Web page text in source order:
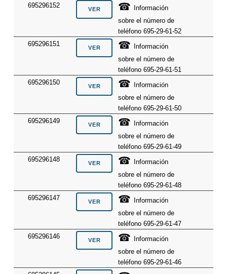
695296152
☎ Información
sobre el número de
teléfono 695-29-61-52
695296151
☎ Información
sobre el número de
teléfono 695-29-61-51
695296150
☎ Información
sobre el número de
teléfono 695-29-61-50
695296149
☎ Información
sobre el número de
teléfono 695-29-61-49
695296148
☎ Información
sobre el número de
teléfono 695-29-61-48
695296147
☎ Información
sobre el número de
teléfono 695-29-61-47
695296146
☎ Información
sobre el número de
teléfono 695-29-61-46